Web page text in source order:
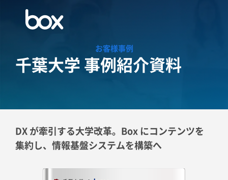
お客様事例
千葉大学 事例紹介資料
DX が牽引する大学改革。 Box にコンテンツを
集約し、情報基盤システムを構築へ